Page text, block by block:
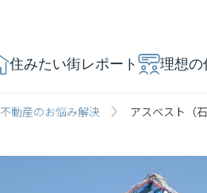
住みたい街レポート 理想の
不動産のお悩み解決 アスベスト（